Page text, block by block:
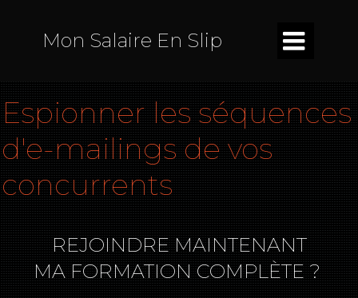
Mon Salaire En Slip 
Espionner les séquences
d'e-mailings de vos
concurrents
REJOINDRE MAINTENANT
MA FORMATION COMPLÈTE ?